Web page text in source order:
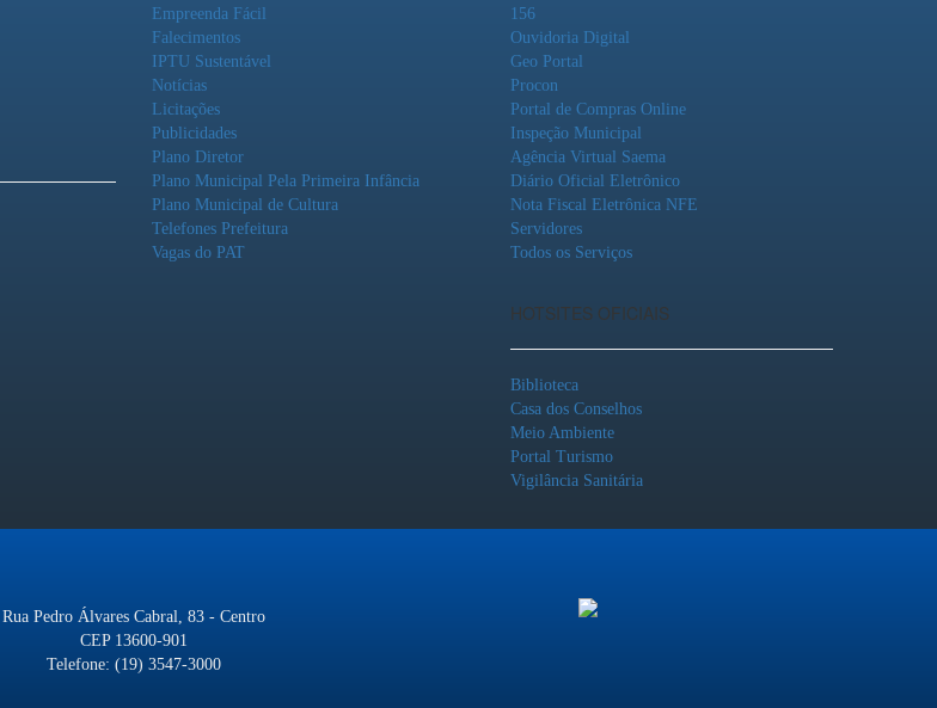
Empreenda Fácil
Falecimentos
IPTU Sustentável
Notícias
Licitações
Publicidades
Plano Diretor
Plano Municipal Pela Primeira Infância
Plano Municipal de Cultura
Telefones Prefeitura
Vagas do PAT
156
Ouvidoria Digital
Geo Portal
Procon
Portal de Compras Online
Inspeção Municipal
Agência Virtual Saema
Diário Oficial Eletrônico
Nota Fiscal Eletrônica NFE
Servidores
Todos os Serviços
HOTSITES OFICIAIS
Biblioteca
Casa dos Conselhos
Meio Ambiente
Portal Turismo
Vigilância Sanitária
Rua Pedro Álvares Cabral, 83 - Centro
CEP 13600-901
Telefone: (19) 3547-3000